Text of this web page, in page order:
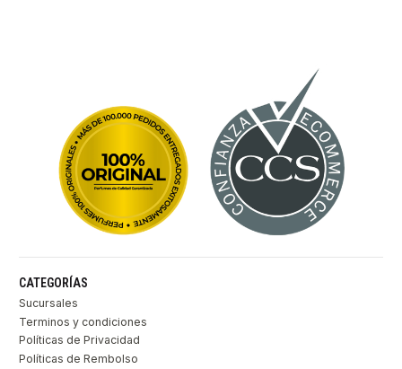
CATEGORÍAS
Sucursales
Terminos y condiciones
Políticas de Privacidad
Políticas de Rembolso